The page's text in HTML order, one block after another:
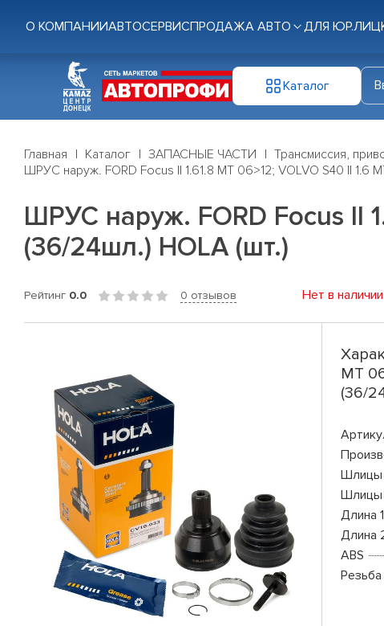
О КОМПАНИИАВТОСЕРВИСПРОДАЖА АВТО ДЛЯ ЮР.ЛИЦ
Каталог
Главная Каталог ЗАПАСНЫЕ ЧАСТИ Трансмиссия,
ШРУС наруж. FORD Focus II 1.61.8 MT 06>12; VOLVO S40 II 1.6
ШРУС наруж. FORD Focus II
(36/24шл.) HOLA (шт.)
Рейтинг 0.0 0 отзывов Нет в наличии
MT
(36/
Шлицы
Шлицы
Длина
Длина
ABS
Резьба